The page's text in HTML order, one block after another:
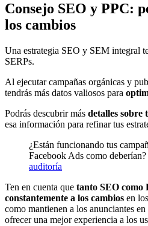
Consejo SEO y PPC:
los cambios
Una estrategia SEO y SEM integral
SERPs.
Al ejecutar campañas orgánicas y
tendrás más datos valiosos para
Podrás descubrir más detalles sobre
esa información para refinar tus
¿Están funcionando tus
Facebook Ads como deberían?
auditoría
Ten en cuenta que tanto SEO como
constantemente a los cambios en
como mantienen a los anunciantes
ofrecer una mejor experiencia a los